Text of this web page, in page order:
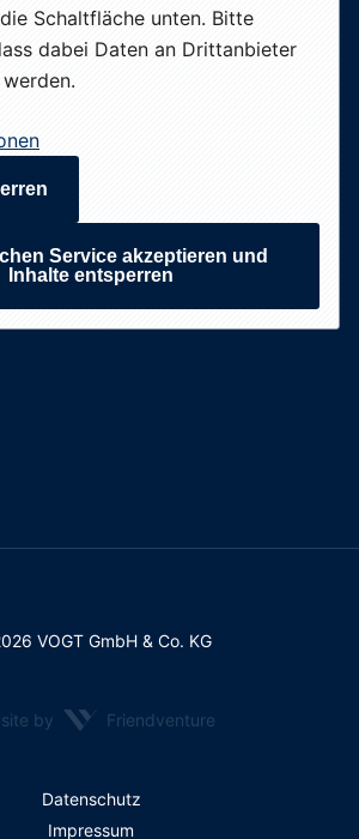
Schaltfläche unten. Bitte
dabei Daten an Drittanbieter
Service akzeptieren und
Inhalte entsperren
VOGT GmbH & Co. KG
by Friendventure
Datenschutz
Impressum